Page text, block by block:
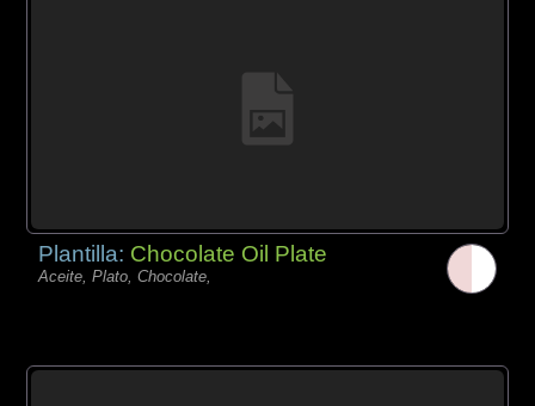
Plantilla: Chocolate Oil Plate
Aceite, Plato, Chocolate,